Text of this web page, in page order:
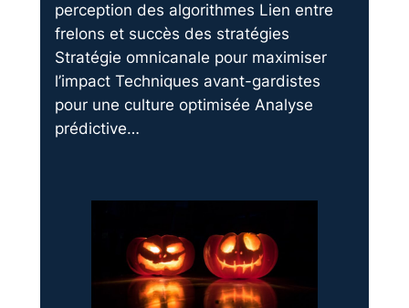
perception des algorithmes Lien entre
frelons et succès des stratégies
Stratégie omnicanale pour maximiser
l’impact Techniques avant-gardistes
pour une culture optimisée Analyse
prédictive…